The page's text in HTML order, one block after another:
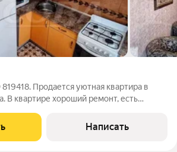
Продается уютная квартира в
В квартире хороший ремонт, есть
расположена в районе с
Написать